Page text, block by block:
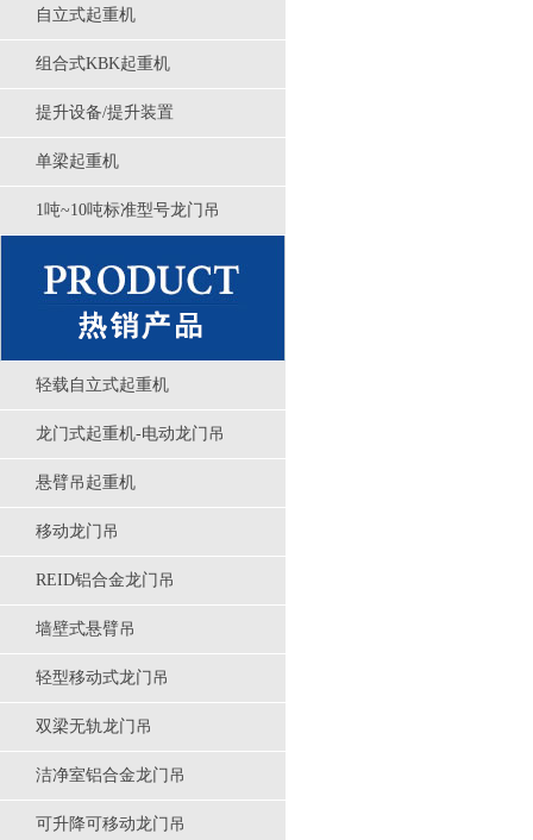
自立式起重机
组合式KBK起重机
提升设备/提升装置
单梁起重机
1吨~10吨标准型号龙门吊
轻载自立式起重机
龙门式起重机-电动龙门吊
悬臂吊起重机
移动龙门吊
REID铝合金龙门吊
墙壁式悬臂吊
轻型移动式龙门吊
双梁无轨龙门吊
洁净室铝合金龙门吊
可升降可移动龙门吊